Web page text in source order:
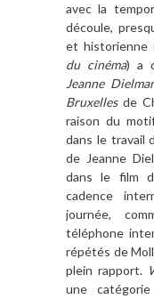
avec la
découle,
et historienne
du cinéma) a
Jeanne
Bruxellesde
raison du
dans le travail
de Jeanne
dans le film
cadence
journée,
téléphone
répétés de
plein rapport.
une